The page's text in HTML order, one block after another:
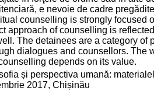
e nevoie de cadre
counselling is strongly focused
approach of counselling is
The detainees are a category of
dialogues and counsellors. The
depends on its value.
și perspectiva umană:
2017, Chișinău